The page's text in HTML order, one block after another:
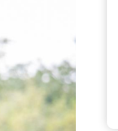
Mordue par une tique en
vacances, elle reste dans
le coma pendant 42 jours